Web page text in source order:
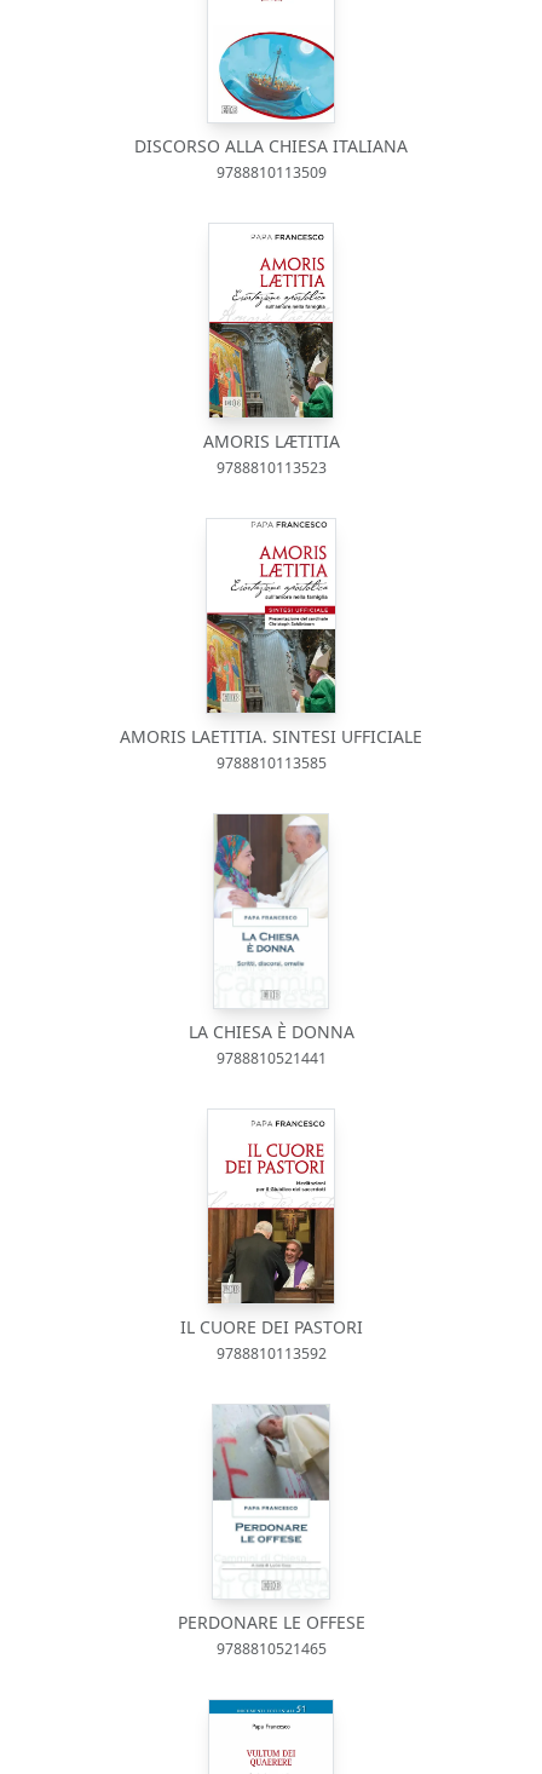
DISCORSO ALLA CHIESA ITALIANA
9788810113509
AMORIS LÆTITIA
9788810113523
AMORIS LAETITIA. SINTESI UFFICIALE
9788810113585
LA CHIESA È DONNA
9788810521441
IL CUORE DEI PASTORI
9788810113592
PERDONARE LE OFFESE
9788810521465